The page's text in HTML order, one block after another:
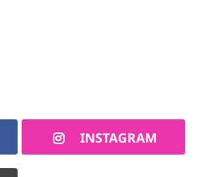
INSTAGRAM